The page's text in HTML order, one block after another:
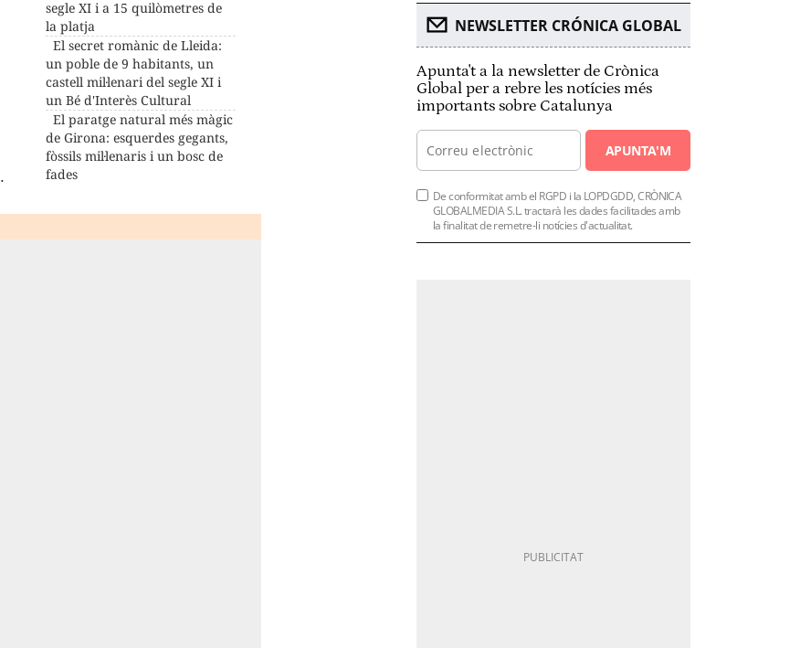
segle XI i a 15 quilòmetres de
la platja
El secret romànic de Lleida:
un poble de 9 habitants, un
castell mil·lenari del segle XI i
un Bé d'Interès Cultural
El paratge natural més màgic
de Girona: esquerdes gegants,
fòssils mil·lenaris i un bosc de
fades
.
NEWSLETTER CRÓNICA GLOBAL
Apunta't a la newsletter de Crònica
Global per a rebre les notícies més
importants sobre Catalunya
APUNTA'M
De conformitat amb el RGPD i la LOPDGDD, CRÒNICA
GLOBALMEDIA S.L. tractarà les dades facilitades amb
la finalitat de remetre-li notícies d'actualitat.